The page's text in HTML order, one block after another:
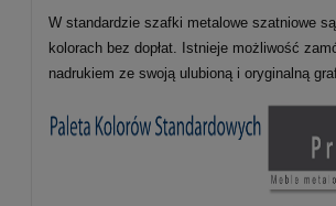
W standardzie szafki metalowe szatniowe
kolorach bez dopłat. Istnieje możliwość
nadrukiem ze swoją ulubioną i oryginalną